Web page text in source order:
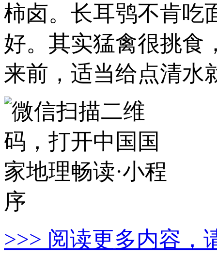
柿卤。长耳鸮不肯吃
好。其实猛禽很挑食
来前，适当给点清水
>>> 阅读更多内容，